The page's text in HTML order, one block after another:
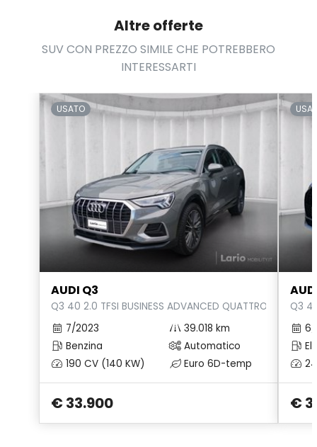
Altre offerte
SUV CON PREZZO SIMILE CHE POTREBBERO
INTERESSARTI
USATO
AUDI Q3
Q3 40 2.0 TFSI BUSINESS ADVANCED QUATTRO S-TRONIC
7/2023
39.018 km
Benzina
Automatico
190 CV (140 KW)
Euro 6D-temp
€ 33.900
Q3
6/
€